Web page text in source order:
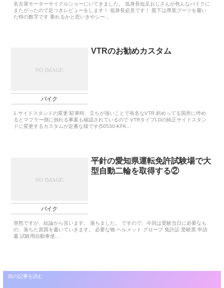
名古屋モーターサイクルショーにいてきました。 低身長短足おじさんが色んなバイクに
またがったので足つきレビューをします！ 低身長必見です！ 股下は厚底ブーツを履い
た時の数字です 乗れるかと思いきやシー...
バイク
VTRのお勧めカスタム
1.サイドスタンドの変更 駐車時、立ちが強いことで有名なVTR 斜めってる箇所に停め
るとマフラー側に倒れる事案も確認されているので VTRタイプLDの純正サイドスタン
ドに変更するカスタムが定番な様です(50530-KFK...
バイク
平針の愛知県運転免許試験場で大
型自動二輪を取得する②
突然ですが、結論から言います。 落ちました。 ですので、今回は受験当日に必要なも
の、落ちた原因を書いていきます。 必要な物 ヘルメット グローブ 免許証 受験票 申請
書 試験用自動車使...